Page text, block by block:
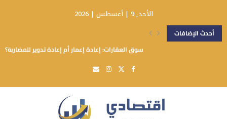
الأحد, 9 | أغسطس | 2026
أحدث الإضافات
سوق العقارات: إعادة إعمار أم إعادة تدوير للمضاربة؟